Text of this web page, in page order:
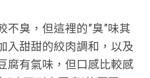
不臭，但這裡的”臭”味其
入甜甜的絞肉調和，以及
腐有氣味，但口感比較感